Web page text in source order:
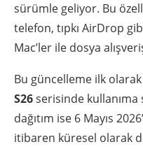
sürümle geliyor. Bu
telefon, tıpkı AirDrop
Mac’ler ile dosya
Bu güncelleme ilk olarak
S26serisinde
dağıtım ise 6 Mayıs
itibaren küresel olarak